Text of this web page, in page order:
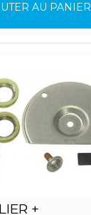
AU PANIER
+